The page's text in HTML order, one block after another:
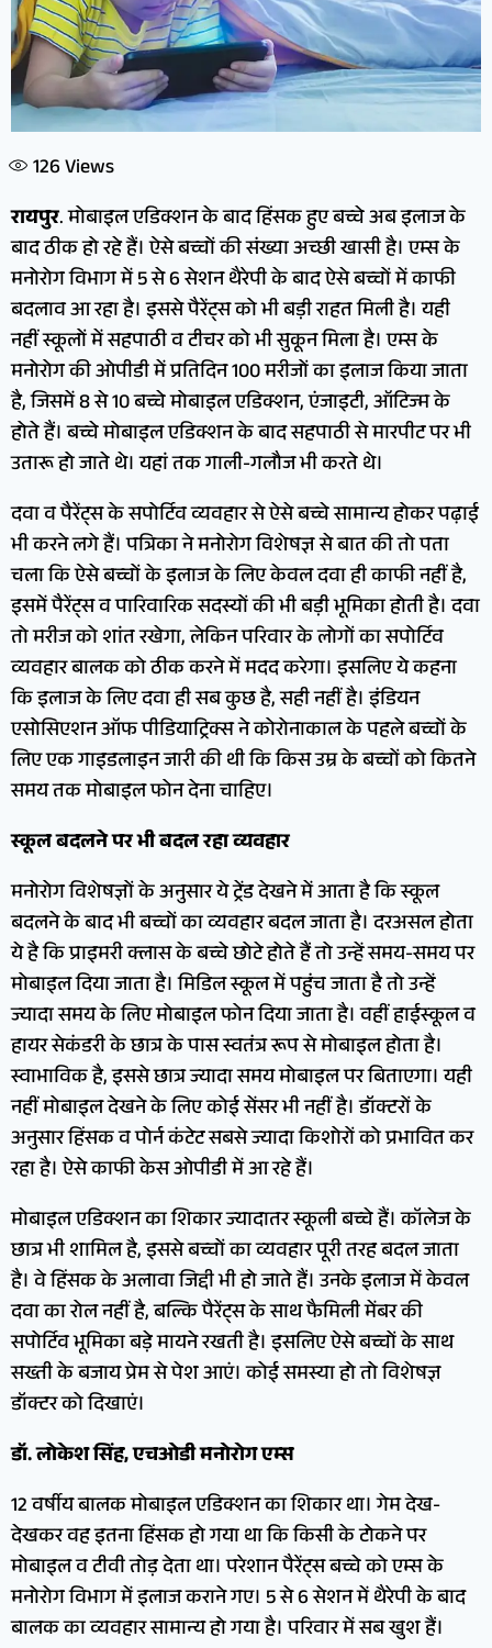
126Views
रायपुर. मोबाइल एडिक्शन के बाद हिंसक हुए बच्चे अब इलाज के
बाद ठीक हो रहे हैं। ऐसे बच्चों की संख्या अच्छी खासी है। एम्स के
मनोरोग विभाग में 5 से 6 सेशन थैरेपी के बाद ऐसे बच्चों में काफी
बदलाव आ रहा है। इससे पैरेंट्स को भी बड़ी राहत मिली है। यही
नहीं स्कूलों में सहपाठी व टीचर को भी सुकून मिला है। एम्स के
मनोरोग की ओपीडी में प्रतिदिन 100 मरीजों का इलाज किया जाता
है, जिसमें 8 से 10 बच्चे मोबाइल एडिक्शन, एंजाइटी, ऑटिज्म के
होते हैं। बच्चे मोबाइल एडिक्शन के बाद सहपाठी से मारपीट पर भी
उतारू हो जाते थे। यहां तक गाली-गलौज भी करते थे।
दवा व पैरेंट्स के सपोर्टिव व्यवहार से ऐसे बच्चे सामान्य होकर पढ़ाई
भी करने लगे हैं। पत्रिका ने मनोरोग विशेषज्ञ से बात की तो पता
चला कि ऐसे बच्चों के इलाज के लिए केवल दवा ही काफी नहीं है,
इसमें पैरेंट्स व पारिवारिक सदस्यों की भी बड़ी भूमिका होती है। दवा
तो मरीज को शांत रखेगा, लेकिन परिवार के लोगों का सपोर्टिव
व्यवहार बालक को ठीक करने में मदद करेगा। इसलिए ये कहना
कि इलाज के लिए दवा ही सब कुछ है, सही नहीं है। इंडियन
एसोसिएशन ऑफ पीडियाट्रिक्स ने कोरोनाकाल के पहले बच्चों के
लिए एक गाइडलाइन जारी की थी कि किस उम्र के बच्चों को कितने
समय तक मोबाइल फोन देना चाहिए।
स्कूल बदलने पर भी बदल रहा व्यवहार
मनोरोग विशेषज्ञों के अनुसार ये ट्रेंड देखने में आता है कि स्कूल
बदलने के बाद भी बच्चों का व्यवहार बदल जाता है। दरअसल होता
ये है कि प्राइमरी क्लास के बच्चे छोटे होते हैं तो उन्हें समय-समय पर
मोबाइल दिया जाता है। मिडिल स्कूल में पहुंच जाता है तो उन्हें
ज्यादा समय के लिए मोबाइल फोन दिया जाता है। वहीं हाईस्कूल व
हायर सेकंडरी के छात्र के पास स्वतंत्र रूप से मोबाइल होता है।
स्वाभाविक है, इससे छात्र ज्यादा समय मोबाइल पर बिताएगा। यही
नहीं मोबाइल देखने के लिए कोई सेंसर भी नहीं है। डॉक्टरों के
अनुसार हिंसक व पोर्न कंटेट सबसे ज्यादा किशोरों को प्रभावित कर
रहा है। ऐसे काफी केस ओपीडी में आ रहे हैं।
मोबाइल एडिक्शन का शिकार ज्यादातर स्कूली बच्चे हैं। कॉलेज के
छात्र भी शामिल है, इससे बच्चों का व्यवहार पूरी तरह बदल जाता
है। वे हिंसक के अलावा जिद्दी भी हो जाते हैं। उनके इलाज में केवल
दवा का रोल नहीं है, बल्कि पैरेंट्स के साथ फैमिली मेंबर की
सपोर्टिव भूमिका बड़े मायने रखती है। इसलिए ऐसे बच्चों के साथ
सख्ती के बजाय प्रेम से पेश आएं। कोई समस्या हो तो विशेषज्ञ
डॉक्टर को दिखाएं।
डॉ. लोकेश सिंह, एचओडी मनोरोग एम्स
12 वर्षीय बालक मोबाइल एडिक्शन का शिकार था। गेम देख-
देखकर वह इतना हिंसक हो गया था कि किसी के टोकने पर
मोबाइल व टीवी तोड़ देता था। परेशान पैरेंट्स बच्चे को एम्स के
मनोरोग विभाग में इलाज कराने गए। 5 से 6 सेशन में थैरेपी के बाद
बालक का व्यवहार सामान्य हो गया है। परिवार में सब खुश हैं।